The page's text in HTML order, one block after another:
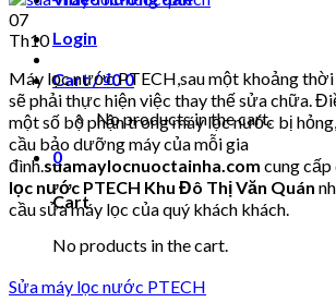
Login
Cart /₫00
No products in the cart.
0
Cart
No products in the cart.
07
Th10
Máy lọc nước PTECH,sau một khoảng
sẽ phải thực hiện việc thay thế sửa chữa.
một số bộ phận trong máy lọc nước bị
cầu bảo dưỡng máy của mỗi gia
đình.suamaylocnuoctainha.com cung cấp
lọc nước PTECH Khu Đô Thị Văn Quán
cầu sửa máy lọc của quý khách khách.
Sửa máy lọc nước PTECH